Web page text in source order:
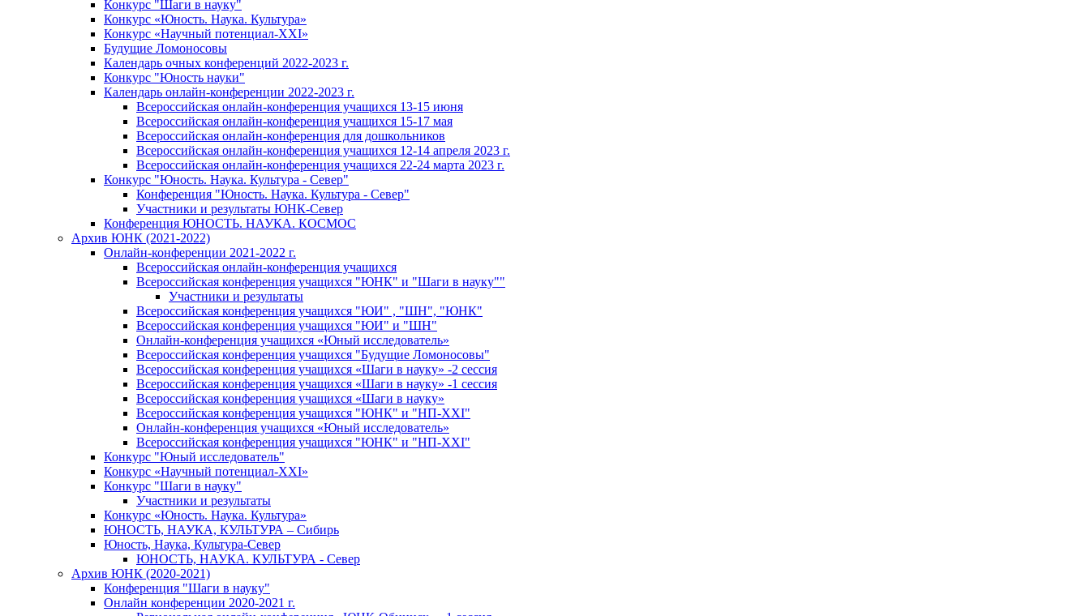
Конкурс "Шаги в науку"
Конкурс «Юность. Наука. Культура»
Конкурс «Научный потенциал-XXI»
Будущие Ломоносовы
Календарь очных конференций 2022-2023 г.
Конкурс "Юность науки"
Календарь онлайн-конференции 2022-2023 г.
Всероссийская онлайн-конференция учащихся 13-15 июня
Всероссийская онлайн-конференция учащихся 15-17 мая
Всероссийская онлайн-конференция для дошкольников
Всероссийская онлайн-конференция учащихся 12-14 апреля 2023 г.
Всероссийская онлайн-конференция учащихся 22-24 марта 2023 г.
Конкурс "Юность. Наука. Культура - Север"
Конференция "Юность. Наука. Культура - Север"
Участники и результаты ЮНК-Север
Конференция ЮНОСТЬ. НАУКА. КОСМОС
Архив ЮНК (2021-2022)
Онлайн-конференции 2021-2022 г.
Всероссийская онлайн-конференция учащихся
Всероссийская конференция учащихся "ЮНК" и "Шаги в науку""
Участники и результаты
Всероссийская конференция учащихся "ЮИ" , "ШН", "ЮНК"
Всероссийская конференция учащихся "ЮИ" и "ШН"
Онлайн-конференция учащихся «Юный исследователь»
Всероссийская конференция учащихся "Будущие Ломоносовы"
Всероссийская конференция учащихся «Шаги в науку» -2 сессия
Всероссийская конференция учащихся «Шаги в науку» -1 сессия
Всероссийская конференция учащихся «Шаги в науку»
Всероссийская конференция учащихся "ЮНК" и "НП-XXI"
Онлайн-конференция учащихся «Юный исследователь»
Всероссийская конференция учащихся "ЮНК" и "НП-XXI"
Конкурс "Юный исследователь"
Конкурс «Научный потенциал-XXI»
Конкурс "Шаги в науку"
Участники и результаты
Конкурс «Юность. Наука. Культура»
ЮНОСТЬ, НАУКА, КУЛЬТУРА – Сибирь
Юность, Наука, Культура-Север
ЮНОСТЬ, НАУКА. КУЛЬТУРА - Север
Архив ЮНК (2020-2021)
Конференция "Шаги в науку"
Онлайн конференции 2020-2021 г.